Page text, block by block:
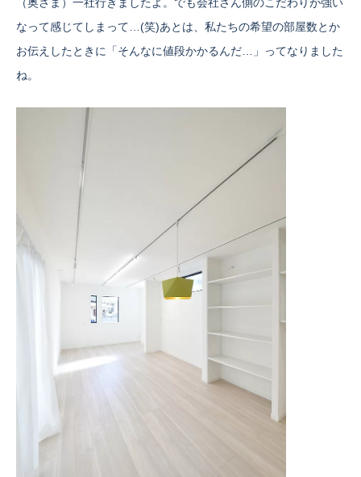
なって感じてしまって…(笑)あとは、私たちの希望の部屋数とか
お伝えしたときに「そんなに値段かかるんだ…」ってなりました
ね。